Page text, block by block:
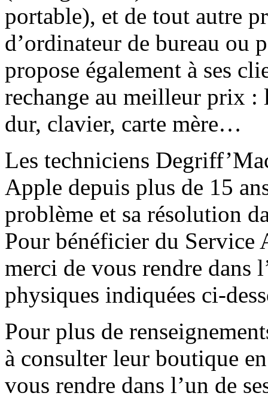
portable), et de tout autre
d’ordinateur de bureau ou
propose également à ses
rechange au meilleur prix :
dur, clavier, carte mère…
Les techniciens
Apple depuis plus de 15
problème et sa résolution
Pour bénéficier du Service
merci de vous rendre dans
physiques indiquées ci-
Pour plus de
à consulter leur boutique
vous rendre dans l’un de